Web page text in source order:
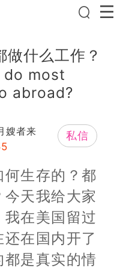
做什么工作？
most
abroad?
嫂者来 私信
生存的？都
天我给大家
在美国留过
在国内开了
是真实的情